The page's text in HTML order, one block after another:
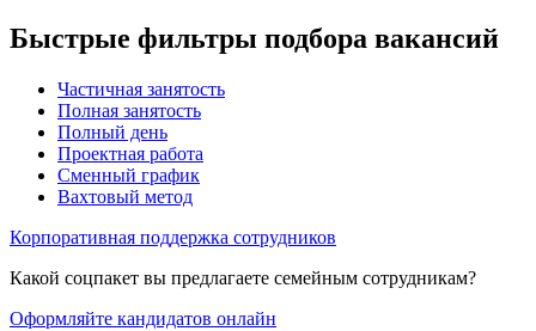
Быстрые фильтры подбора вакансий
Частичная занятость
Полная занятость
Полный день
Проектная работа
Сменный график
Вахтовый метод
Корпоративная поддержка сотрудников
Какой соцпакет вы предлагаете семейным сотрудникам?
Оформляйте кандидатов онлайн